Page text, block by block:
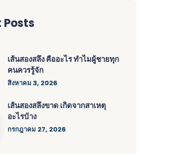
Posts
เส้นสองสลึง คืออะไร ทำไมผู้ชายทุก
คนควรรู้จัก
สิงหาคม 3, 2026
เส้นสองสลึงขาด เกิดจากสาเหตุ
อะไรบ้าง
กรกฎาคม 27, 2026